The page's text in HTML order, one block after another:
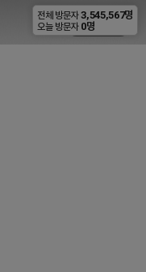
비공개
전체 방문자 3,545,567명
오늘 방문자 0명